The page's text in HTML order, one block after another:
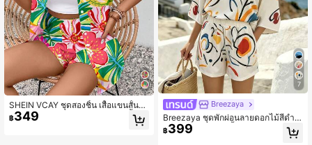
SHEIN VCAY ชุดสองชิ้น เสื้อแขนสั้นพิ
มพ์ลายพืชเขตร้อน และกางเกงขาสั้นแ
บบหลวม สำหรับผู้หญิง
฿349
7
Breezaya
Breezaya ชุดพักผ่อนลายดอกไม้สีดำ &
ขาวสำหรับผู้หญิง เสื้อคอวีหลวม + กางเ
กงขาสั้นเอวสูง ชุดลำลอง 2 ชิ้นสำหรับฤ
฿399